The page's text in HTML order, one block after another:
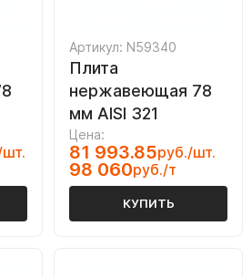
Артикул: N59340
Плита
нержавеющая 78
мм AISI 321
Цена:
81 993.85руб./шт.
98 060руб./т
КУПИТЬ